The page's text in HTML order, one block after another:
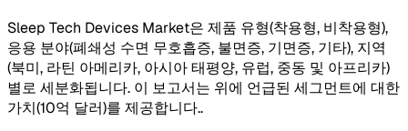
Sleep Tech Devices Market은 제품 유형(착용형, 비착용형),
응용 분야(폐쇄성 수면 무호흡증, 불면증, 기면증, 기타), 지역
(북미, 라틴 아메리카, 아시아 태평양, 유럽, 중동 및 아프리카)
별로 세분화됩니다. 이 보고서는 위에 언급된 세그먼트에 대한
가치(10억 달러)를 제공합니다..